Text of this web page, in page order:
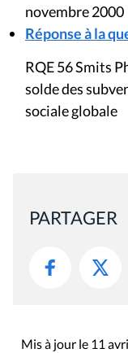
novembre 2000
Réponse à la
RQE 56 Smits
solde des
sociale globale
PARTAGER
Mis à jour le 11